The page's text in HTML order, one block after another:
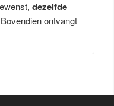
dezelfde
ontvangt